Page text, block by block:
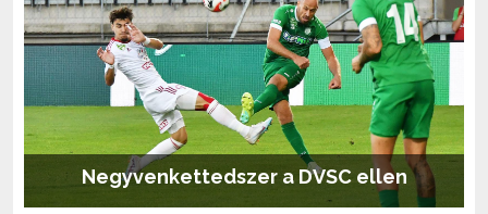
Negyvenkettedszer a DVSC ellen